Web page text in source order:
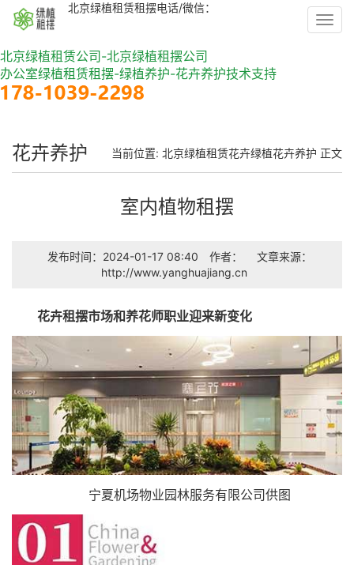
北京绿植租赁公司-北京绿植租摆公司
办公室绿植租赁租摆-绿植养护-花卉养护技术支持
北京绿植租赁租摆电话/微信：
花卉养护 当前位置: 北京绿植租赁花卉绿植花卉养护 正文
室内植物租摆
发布时间：2024-01-17 08:40 作者：
文章来源：
http://www.yanghuajiang.cn
花卉租摆市场和养花师职业迎来新变化
宁夏机场物业园林服务有限公司供图